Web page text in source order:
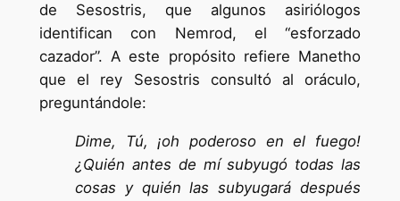
de Sesostris, que algunos asiriólogos
identifican con Nemrod, el “esforzado
cazador”. A este propósito refiere Manetho
que el rey Sesostris consultó al oráculo,
preguntándole:
Dime, Tú, ¡oh poderoso en el fuego!
¿Quién antes de mí subyugó todas las
cosas y quién las subyugará después